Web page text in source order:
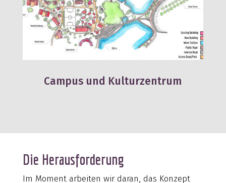
Campus und Kulturzentrum
Die Herausforderung
Im Moment arbeiten wir daran, das Konzept